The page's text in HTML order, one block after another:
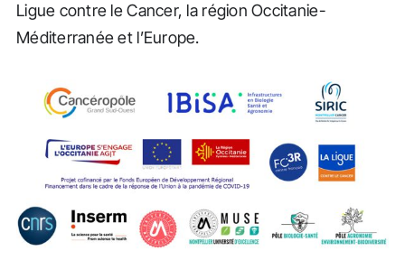
Ligue contre le Cancer, la région Occitanie-
Méditerranée et l’Europe.